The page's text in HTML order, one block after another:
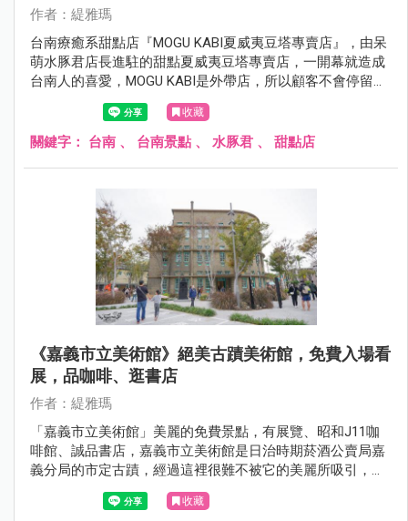
作者：緹雅瑪
台南療癒系甜點店『MOGU KABI夏威夷豆塔專賣店』，由呆
萌水豚君店長進駐的甜點夏威夷豆塔專賣店，一開幕就造成
台南人的喜愛，MOGU KABI是外帶店，所以顧客不會停留太
久，平日來更可盡情的與水豚店長合影，若顧客不多…差不
多可停留個10~15分鐘都沒問題。
收藏
關鍵字： 台南 、 台南景點 、 水豚君 、 甜點店
《嘉義市立美術館》絕美古蹟美術館，免費入場看
展，品咖啡、逛書店
作者：緹雅瑪
「嘉義市立美術館」美麗的免費景點，有展覽、昭和J11咖
啡館、誠品書店，嘉義市立美術館是日治時期菸酒公賣局嘉
義分局的市定古蹟，經過這裡很難不被它的美麗所吸引，搭
乘台鐵至嘉義車站再步行過來只要3分鐘。
收藏